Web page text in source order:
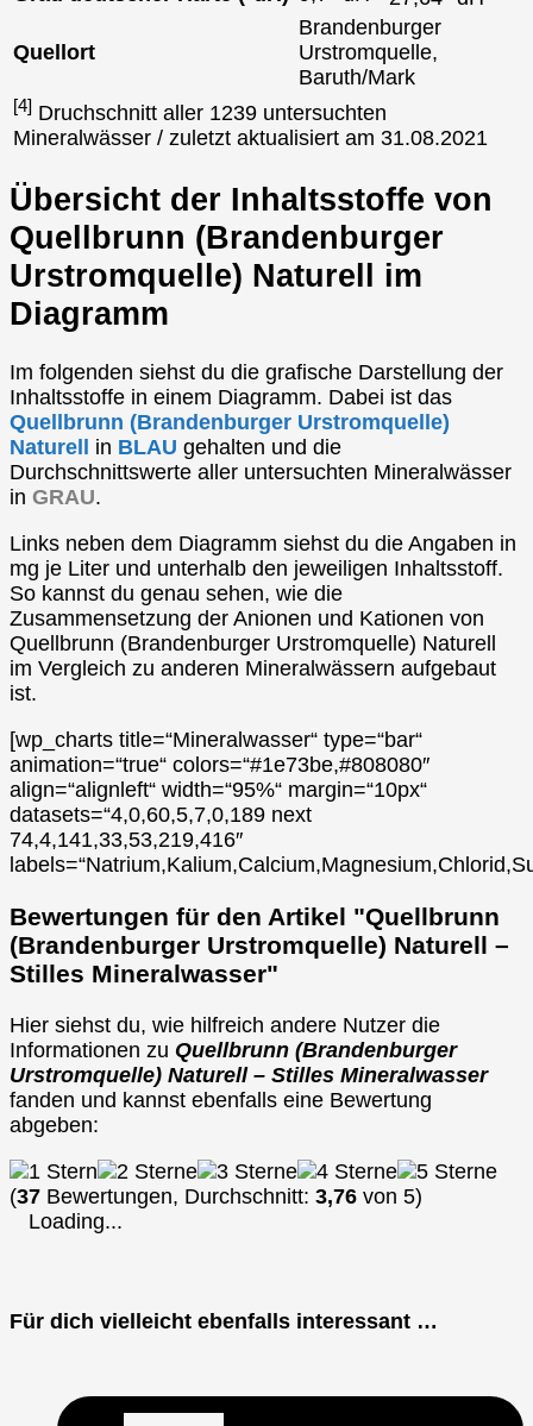
Quellort
Brandenburger
Urstromquelle,
Baruth/Mark
[4] Druchschnitt aller 1239 untersuchten
Mineralwässer / zuletzt aktualisiert am 31.08.2021
Übersicht der Inhaltsstoffe von
Quellbrunn (Brandenburger
Urstromquelle) Naturell im
Diagramm
Im folgenden siehst du die grafische Darstellung der
Inhaltsstoffe in einem Diagramm. Dabei ist das
Quellbrunn (Brandenburger Urstromquelle)
Naturell in BLAU gehalten und die
Durchschnittswerte aller untersuchten Mineralwässer
in GRAU.
Links neben dem Diagramm siehst du die Angaben in
mg je Liter und unterhalb den jeweiligen Inhaltsstoff.
So kannst du genau sehen, wie die
Zusammensetzung der Anionen und Kationen von
Quellbrunn (Brandenburger Urstromquelle) Naturell
im Vergleich zu anderen Mineralwässern aufgebaut
ist.
[wp_charts title=“Mineralwasser“ type=“bar“
animation=“true“ colors=“#1e73be,#808080″
align=“alignleft“ width=“95%“ margin=“10px“
datasets=“4,0,60,5,7,0,189 next
74,4,141,33,53,219,416″
Bewertungen für den Artikel "Quellbrunn
(Brandenburger Urstromquelle) Naturell –
Stilles Mineralwasser"
Hier siehst du, wie hilfreich andere Nutzer die
Informationen zu Quellbrunn (Brandenburger
Urstromquelle) Naturell – Stilles Mineralwasser
fanden und kannst ebenfalls eine Bewertung
abgeben:
(37 Bewertungen, Durchschnitt: 3,76 von 5)
Loading...
Für dich vielleicht ebenfalls interessant …